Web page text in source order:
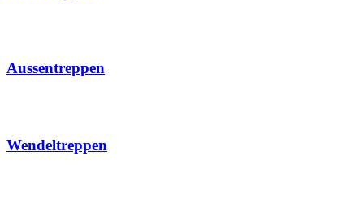
Aussentreppen
Wendeltreppen